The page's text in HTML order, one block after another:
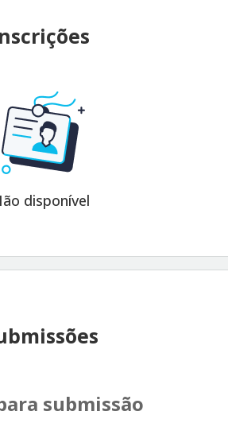
disponível
submissão